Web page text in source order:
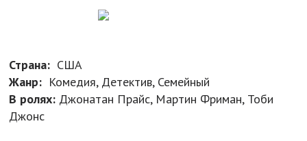
Страна: США
Жанр: Комедия, Детектив, Семейный
В ролях: Джонатан Прайс, Мартин Фриман, Тоби
Джонс